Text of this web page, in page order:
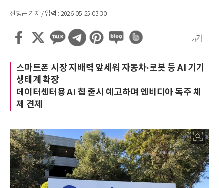
진형근 기자 / 입력 : 2026-05-25 03:30
스마트폰 시장 지배력 앞세워 자동차·로봇 등 AI 기기
생태계 확장
데이터센터용 AI 칩 출시 예고하며 엔비디아 독주 체
제 견제